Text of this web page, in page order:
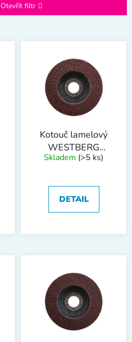
Otevřít filtr
Kotouč lamelový
WESTBERG
115mm P60
Skladem (>5 ks)
DETAIL